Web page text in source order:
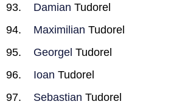
Damian Tudorel
Maximilian Tudorel
Georgel Tudorel
Ioan Tudorel
Sebastian Tudorel